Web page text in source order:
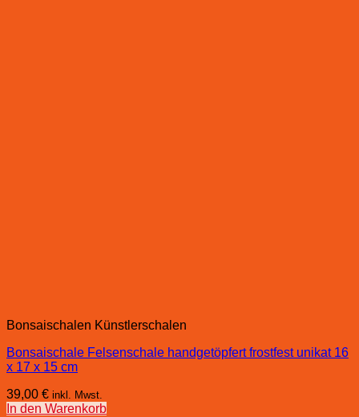
Bonsaischalen Künstlerschalen
Bonsaischale Felsenschale handgetöpfert frostfest unikat 16
x 17 x 15 cm
39,00 € inkl. Mwst.
In den Warenkorb